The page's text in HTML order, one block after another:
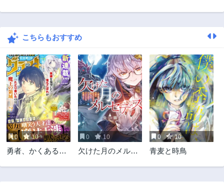
こちらもおすすめ
0 10
勇者、かくあるべ
奪って操る【魔法
0 10
欠けた月のメルセ
捨てられそうなの
0 10
青麦と時鳥